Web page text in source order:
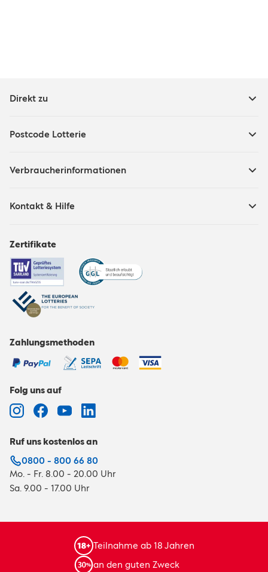
Direkt zu
Postcode Lotterie
Verbraucherinformationen
Kontakt & Hilfe
Zertifikate
Zahlungsmethoden
Folg uns auf
Ruf uns kostenlos an
0800 - 800 66 80
Mo. - Fr. 8.00 - 20.00 Uhr
Sa. 9.00 - 17.00 Uhr
Teilnahme ab 18 Jahren
an den guten Zweck